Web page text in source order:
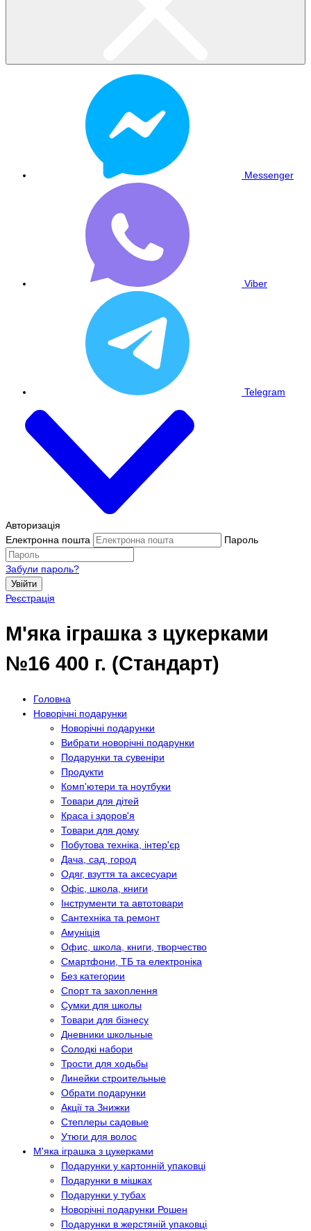
Messenger
Viber
Telegram
Авторизація
Електронна пошта
Пароль
Забули пароль?
Увійти
Реєстрація
М'яка іграшка з цукерками
№16 400 г. (Стандарт)
Головна
Новорічні подарунки
Новорічні подарунки
Вибрати новорічні подарунки
Подарунки та сувеніри
Продукти
Комп'ютери та ноутбуки
Товари для дітей
Краса і здоров'я
Товари для дому
Побутова техніка, інтер'єр
Дача, сад, город
Одяг, взуття та аксесуари
Офіс, школа, книги
Інструменти та автотовари
Сантехніка та ремонт
Амуніція
Офис, школа, книги, творчество
Смартфони, ТБ та електроніка
Без категории
Спорт та захоплення
Сумки для школы
Товари для бізнесу
Дневники школьные
Солодкі набори
Трости для ходьбы
Линейки строительные
Обрати подарунки
Акції та Знижки
Степлеры садовые
Утюги для волос
М'яка іграшка з цукерками
Подарунки у картонній упаковці
Подарунки в мішках
Подарунки у тубах
Новорічні подарунки Рошен
Подарунки в жерстяній упаковці